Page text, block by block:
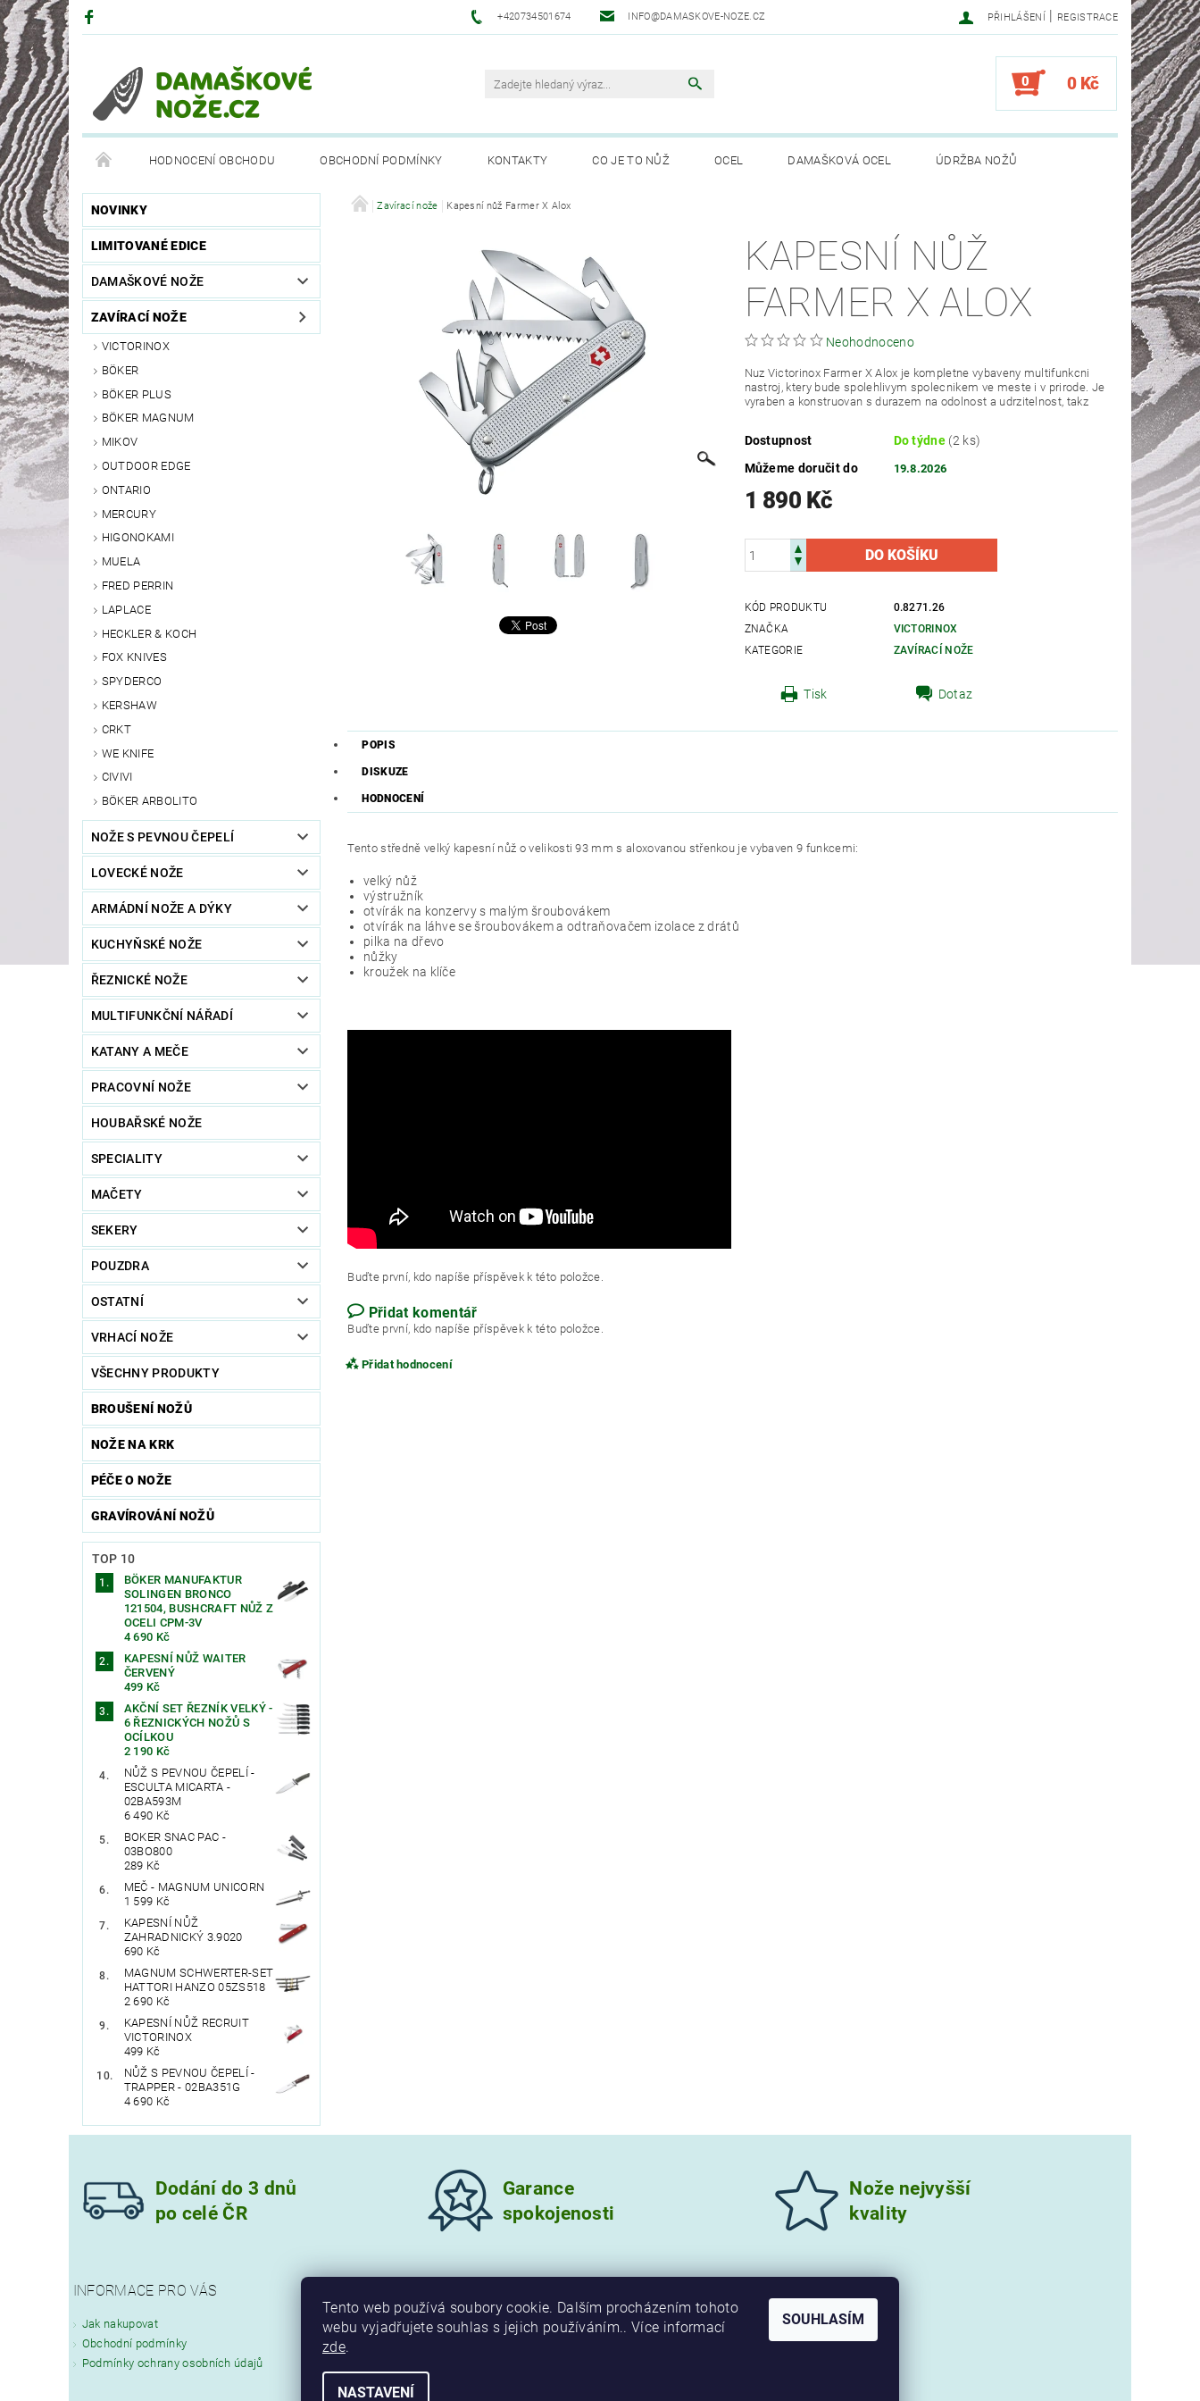
+420734501674 INFO@DAMASKOVE-NOZE.CZ PŘIHLÁŠENÍ | REGISTRACE
0 0 Kč
HODNOCENÍ OBCHODU OBCHODNÍ PODMÍNKY KONTAKTY CO JE TO NŮŽ OCEL DAMAŠKOVÁ OCEL ÚDRŽBA NOŽŮ
DRUHY OCELÍ BÖKEROVA MANUFAKTURA SOLINGEN
NOVINKY
LIMITOVANÉ EDICE
DAMAŠKOVÉ NOŽE
ZAVÍRACÍ NOŽE
VICTORINOX
BÖKER
BÖKER PLUS
BÖKER MAGNUM
MIKOV
OUTDOOR EDGE
ONTARIO
MERCURY
HIGONOKAMI
MUELA
FRED PERRIN
LAPLACE
HECKLER & KOCH
FOX KNIVES
SPYDERCO
KERSHAW
CRKT
WE KNIFE
CIVIVI
BÖKER ARBOLITO
NOŽE S PEVNOU ČEPELÍ
LOVECKÉ NOŽE
ARMÁDNÍ NOŽE A DÝKY
KUCHYŇSKÉ NOŽE
ŘEZNICKÉ NOŽE
MULTIFUNKČNÍ NÁŘADÍ
KATANY A MEČE
PRACOVNÍ NOŽE
HOUBAŘSKÉ NOŽE
SPECIALITY
MAČETY
SEKERY
POUZDRA
OSTATNÍ
VRHACÍ NOŽE
VŠECHNY PRODUKTY
BROUŠENÍ NOŽŮ
NOŽE NA KRK
PÉČE O NOŽE
GRAVÍROVÁNÍ NOŽŮ
TOP 10
BÖKER MANUFAKTUR
SOLINGEN BRONCO
121504, BUSHCRAFT NŮŽ Z
OCELI CPM-3V
4 690 Kč
KAPESNÍ NŮŽ WAITER
ČERVENÝ
499 Kč
AKČNÍ SET ŘEZNÍK VELKÝ -
6 ŘEZNICKÝCH NOŽŮ S
OCÍLKOU
2 190 Kč
NŮŽ S PEVNOU ČEPELÍ -
ESCULTA MICARTA -
02BA593M
6 490 Kč
BOKER SNAC PAC -
03BO800
289 Kč
MEČ - MAGNUM UNICORN
1 599 Kč
KAPESNÍ NŮŽ
ZAHRADNICKÝ 3.9020
690 Kč
MAGNUM SCHWERTER-SET
HATTORI HANZO 05ZS518
2 690 Kč
KAPESNÍ NŮŽ RECRUIT
VICTORINOX
499 Kč
NŮŽ S PEVNOU ČEPELÍ -
TRAPPER - 02BA351G
4 690 Kč
Zavírací nože Kapesní nůž Farmer X Alox
KAPESNÍ NŮŽ
FARMER X ALOX
Neohodnoceno
Nuz Victorinox Farmer X Alox je kompletne vybaveny multifunkcni
nastroj, ktery bude spolehlivym spolecnikem ve meste i v prirode. Je
vyraben a konstruovan s durazem na odolnost a udrzitelnost, takz
Dostupnost Do týdne (2 ks)
Můžeme doručit do
19.8.2026
1 890 Kč
KÓD PRODUKTU
0.8271.26
ZNAČKA
VICTORINOX
KATEGORIE
ZAVÍRACÍ NOŽE
Tisk Dotaz
POPIS
DISKUZE
HODNOCENÍ
Tento středně velký kapesní nůž o velikosti 93 mm s aloxovanou střenkou je vybaven 9 funkcemi:
velký nůž
výstružník
otvírák na konzervy s malým šroubovákem
otvírák na láhve se šroubovákem a odtraňovačem izolace z drátů
pilka na dřevo
nůžky
kroužek na klíče
Buďte první, kdo napíše příspěvek k této položce.
Přidat komentář
Buďte první, kdo napíše příspěvek k této položce.
Přidat hodnocení
Dodání do 3 dnů
po celé ČR
Garance
spokojenosti
Nože nejvyšší
kvality
INFORMACE PRO VÁS
Jak nakupovat
Obchodní podmínky
Podmínky ochrany osobních údajů
Tento web používá soubory cookie. Dalším procházením tohoto
webu vyjadřujete souhlas s jejich používáním.. Více informací
zde.
NASTAVENÍ
SOUHLASÍM